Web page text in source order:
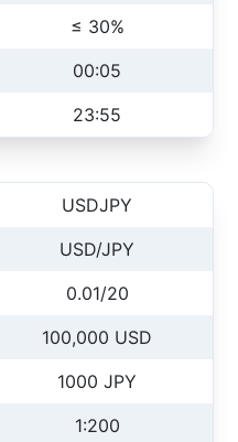
≤ 30%
00:05
23:55
USDJPY
USD/JPY
0.01/20
100,000 USD
1000 JPY
1:200